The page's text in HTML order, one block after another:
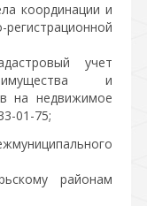
координации и
учет
и
на недвижимое
01-75;
районам